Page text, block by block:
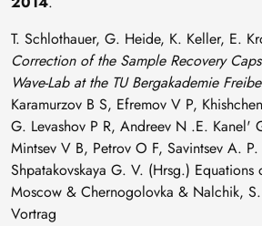
T. Schlothauer, G. Heide, K. Keller, E.
Correction of the Sample Recovery
Wave-Lab at the TU Bergakademie
Karamurzov B S, Efremov V P,
G. Levashov P R, Andreev N .E. Kanel'
Mintsev V B, Petrov O F, Savintsev A.
Shpatakovskaya G. V. (Hrsg.)
Moscow & Chernogolovka & Nalchik,
Vortrag